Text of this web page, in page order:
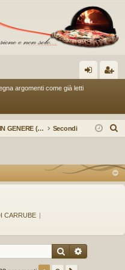
iti
argomenti come già letti
CUCINA IN GENERE (a cura di Sauzer) Secondi
c
a
CARRUBE
Cerca